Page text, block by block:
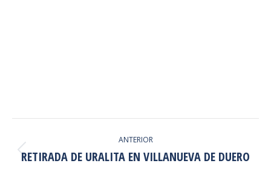
ENTRE
ANTERIOR
Proyecto
RETIRADA DE URALITA EN VILLANUEVA DE DUERO